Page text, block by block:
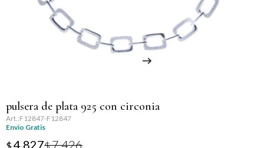
pulsera de plata 925 con circonia
F12847-F12847
Envio Gratis
$4.827$7.426
Día de la Mujer
Día de la Secretaria
Día del Amigo
Día del Maestro